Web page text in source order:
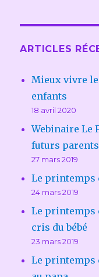
ARTICLES
Mieux vivre
enfants
18 avril 2020
Webinaire Le
futurs parents
27 mars 2019
Le printemps
24 mars 2019
Le printemps
cris du bébé
23 mars 2019
Le printemps